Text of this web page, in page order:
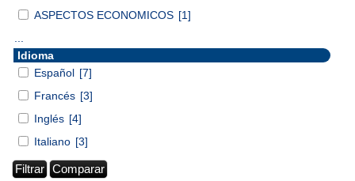
ASPECTOS ECONOMICOS [1]
Idioma
Español [7]
Francés [3]
Inglés [4]
Italiano [3]